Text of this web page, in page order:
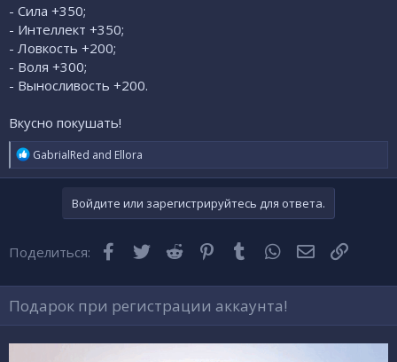
- Сила +350;
- Интеллект +350;
- Ловкость +200;
- Воля +300;
- Выносливость +200.
Вкусно покушать!
R
e
a
n
GabrialRed and Ellora
Войдите или зарегистрируйтесь для ответа.
Поделиться: Facebook
TwitterReddit Pinterest
TumblrWhatsApp Ссылка
Подарок при регистрации аккаунта!